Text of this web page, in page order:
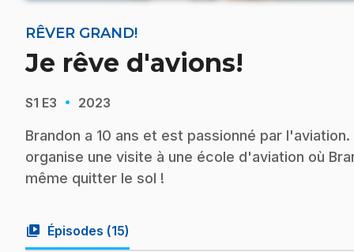
RÊVER GRAND!
Je rêve d'avions!
S1 E3 · 2023
Brandon a 10 ans et est passionné par
organise une visite à une école d'aviation où
même quitter le sol !
video_library Épisodes (15)